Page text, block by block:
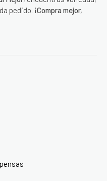
pedido. ¡Compra mejor,